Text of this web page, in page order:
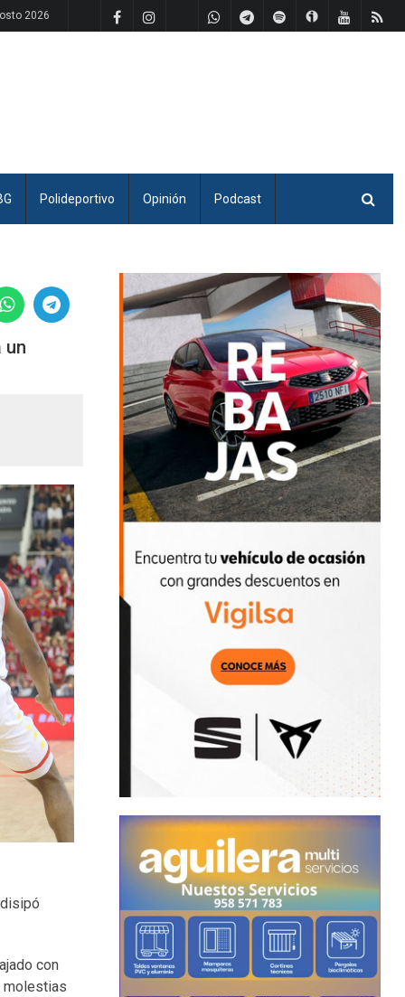
2026
Polideportivo Opinión Podcast
un
con
molestias